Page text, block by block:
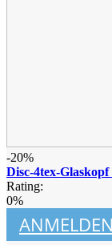
-20%
Disc-4tex-
Rating:
0%